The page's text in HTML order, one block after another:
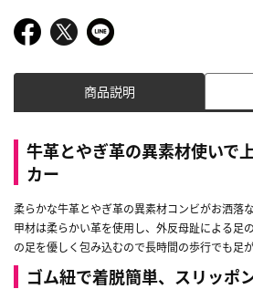
商品説明
牛革とやぎ革の異素材使いで
カー
柔らかな牛革とやぎ革の異素材コンビがお洒落な
甲材は柔らかい革を使用し、外反母趾による足
の足を優しく包み込むので長時間の歩行でも足
ゴム紐で着脱簡単、スリッポ